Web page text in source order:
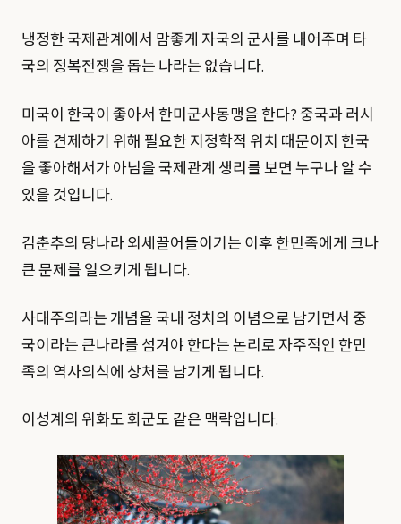
냉정한 국제관계에서 맘좋게 자국의 군사를 내어주며 타
국의 정복전쟁을 돕는 나라는 없습니다.
미국이 한국이 좋아서 한미군사동맹을 한다? 중국과 러시
아를 견제하기 위해 필요한 지정학적 위치 때문이지 한국
을 좋아해서가 아님을 국제관계 생리를 보면 누구나 알 수
있을 것입니다.
김춘추의 당나라 외세끌어들이기는 이후 한민족에게 크나
큰 문제를 일으키게 됩니다.
사대주의라는 개념을 국내 정치의 이념으로 남기면서 중
국이라는 큰나라를 섬겨야 한다는 논리로 자주적인 한민
족의 역사의식에 상처를 남기게 됩니다.
이성계의 위화도 회군도 같은 맥락입니다.